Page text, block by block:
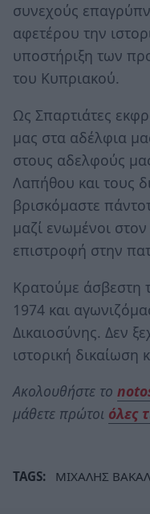
συνεχούς
αφετέρου την
υποστήριξη των
του Κυπριακού.
Ως Σπαρτιάτες
μας στα αδέλφια
στους αδελφούς
Λαπήθου και τους
βρισκόμαστε
μαζί ενωμένοι
επιστροφή στην
Κρατούμε άσβεστη
1974 και
Δικαιοσύνης. Δεν
ιστορική
Ακολουθήστε το
μάθετε πρώτοι όλες
TAGS: ΜΙΧΑΛΗΣ